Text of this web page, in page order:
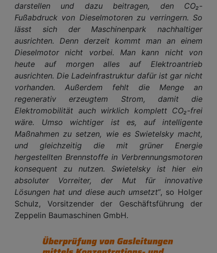
darstellen und dazu beitragen, den CO₂-
Fußabdruck von Dieselmotoren zu verringern. So
lässt sich der Maschinenpark nachhaltiger
ausrichten. Denn derzeit kommt man an einem
Dieselmotor nicht vorbei. Man kann nicht von
heute auf morgen alles auf Elektroantrieb
ausrichten. Die Ladeinfrastruktur dafür ist gar nicht
vorhanden. Außerdem fehlt die Menge an
regenerativ erzeugtem Strom, damit die
Elektromobilität auch wirklich komplett CO₂-frei
wäre. Umso wichtiger ist es, auf intelligente
Maßnahmen zu setzen, wie es Swietelsky macht,
und gleichzeitig die mit grüner Energie
hergestellten Brennstoffe in Verbrennungsmotoren
konsequent zu nutzen. Swietelsky ist hier ein
absoluter Vorreiter, der Mut für innovative
Lösungen hat und diese auch umsetzt“, so Holger
Schulz, Vorsitzender der Geschäftsführung der
Zeppelin Baumaschinen GmbH.